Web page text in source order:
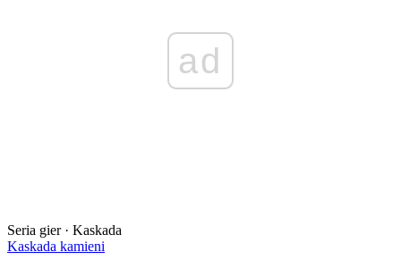
ad
Seria gier · Kaskada
Kaskada kamieni